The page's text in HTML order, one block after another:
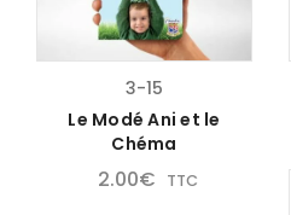
3-15
Le Modé Ani et le
Chéma
2.00€ TTC